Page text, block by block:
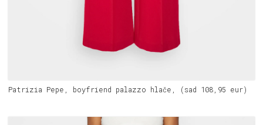
Patrizia Pepe, boyfriend palazzo hlače, (sad 108,95 eur)